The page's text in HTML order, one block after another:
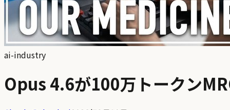
ai-industry
Opus 4.6が100万トークン